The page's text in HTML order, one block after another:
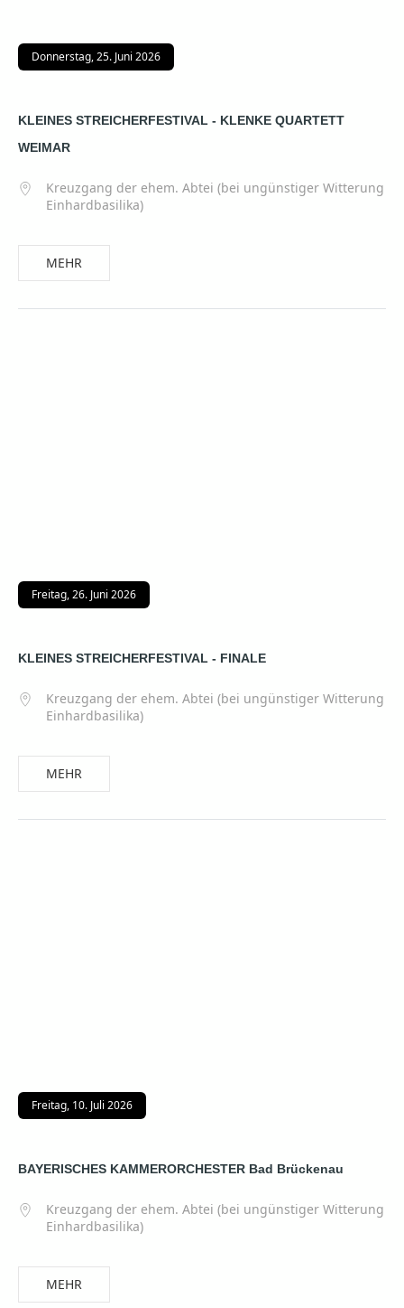
Donnerstag, 25. Juni 2026
KLEINES STREICHERFESTIVAL - KLENKE QUARTETT
WEIMAR
Kreuzgang der ehem. Abtei (bei ungünstiger Witterung
Einhardbasilika)
MEHR
Freitag, 26. Juni 2026
KLEINES STREICHERFESTIVAL - FINALE
Kreuzgang der ehem. Abtei (bei ungünstiger Witterung
Einhardbasilika)
MEHR
Freitag, 10. Juli 2026
BAYERISCHES KAMMERORCHESTER Bad Brückenau
Kreuzgang der ehem. Abtei (bei ungünstiger Witterung
Einhardbasilika)
MEHR